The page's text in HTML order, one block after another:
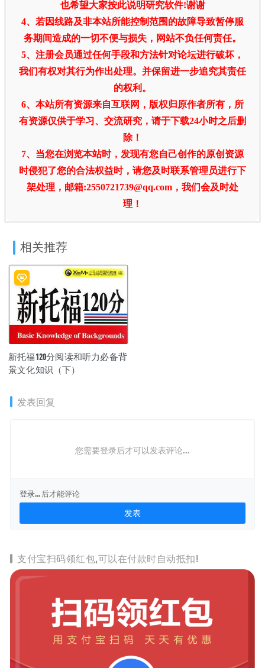
也希望大家按此说明研究软件!谢谢
4、若因线路及非本站所能控制范围的故障导致暂停服
务期间造成的一切不便与损失，网站不负任何责任。
5、注册会员通过任何手段和方法针对论坛进行破坏，
我们有权对其行为作出处理。并保留进一步追究其责任
的权利。
6、本站所有资源来自互联网，版权归原作者所有，所
有资源仅供于学习、交流研究，请于下载24小时之后删
除！
7、当您在浏览本站时，发现有您自己创作的原创资源
时侵犯了您的合法权益时，请您及时联系管理员进行下
架处理，邮箱:2550721739@qq.com，我们会及时处
理！
相关推荐
新托福120分阅读和听力必备背
景文化知识（下）
发表回复
您需要登录后才可以发表评论...
登录... 后才能评论
支付宝扫码领红包,可以在付款时自动抵扣!